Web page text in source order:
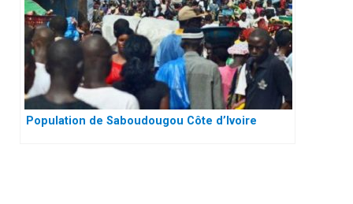
Population de Saboudougou Côte d’Ivoire